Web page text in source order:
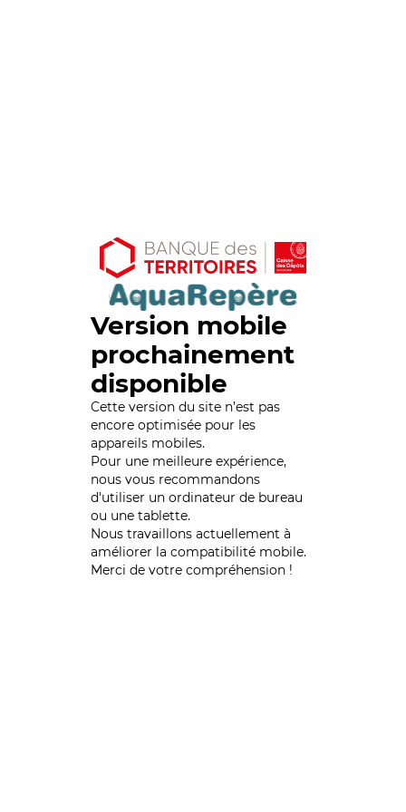
Version mobile
prochainement
disponible
Cette version du site n’est pas
encore optimisée pour les
appareils mobiles.
Pour une meilleure expérience,
nous vous recommandons
d'utiliser un ordinateur de bureau
ou une tablette.
Nous travaillons actuellement à
améliorer la compatibilité mobile.
Merci de votre compréhension !